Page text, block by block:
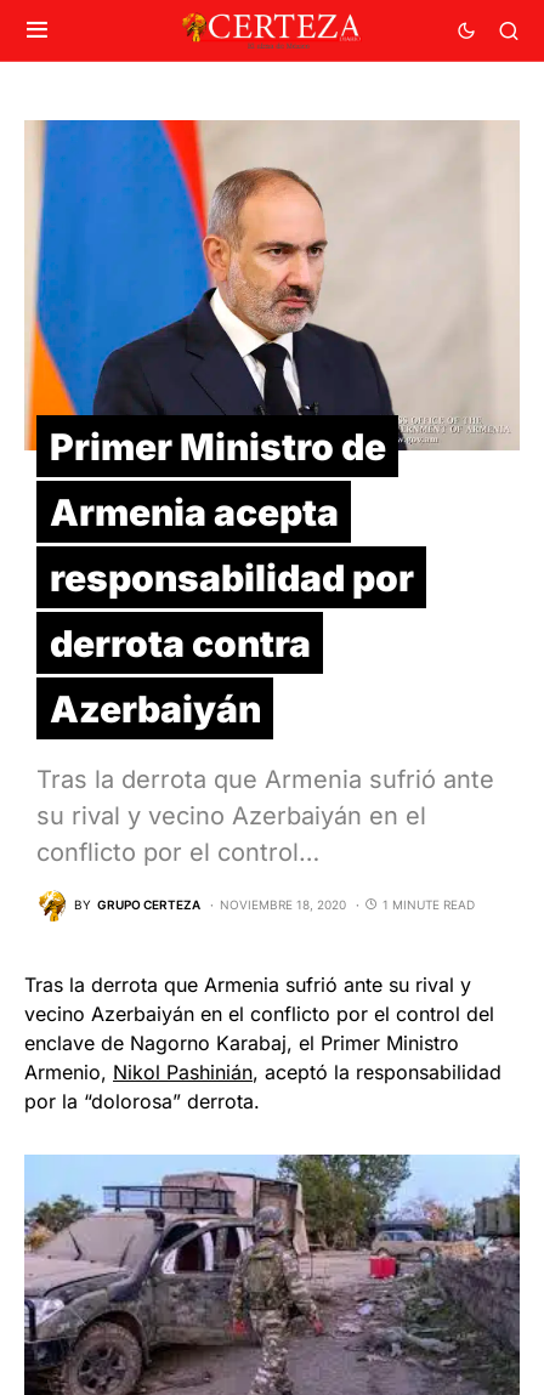
Primer Ministro de
Armenia acepta
responsabilidad por
derrota contra
Azerbaiyán
Tras la derrota que Armenia sufrió ante
su rival y vecino Azerbaiyán en el
conflicto por el control…
BY GRUPO CERTEZA NOVIEMBRE 18, 2020 1 MINUTE READ
Tras la derrota que Armenia sufrió ante su rival y
vecino Azerbaiyán en el conflicto por el control del
enclave de Nagorno Karabaj, el Primer Ministro
Armenio, Nikol Pashinián, aceptó la responsabilidad
por la “dolorosa” derrota.